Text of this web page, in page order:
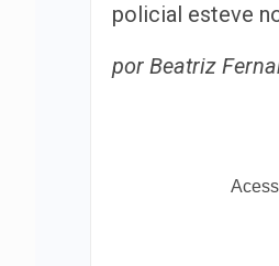
policial esteve
por Beatriz